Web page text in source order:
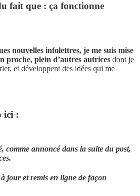
fait que : ça fonctionne
nouvelles infolettres, je me suis mise
proche, plein d’autres autrices dont je
et développent des idées qui me
ici :
comme annoncé dans la suite du post,
jour et remis en ligne de façon